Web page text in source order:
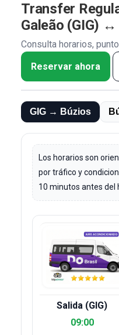
Transfer
Galeão (GIG)
Consulta horarios,
Reservar ahora
GIG → Búzios
Los horarios son
por tráfico y
10 minutos antes del
09:00